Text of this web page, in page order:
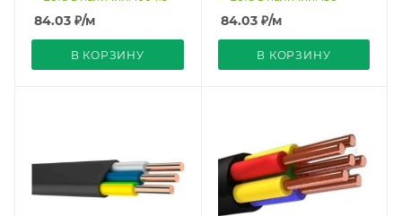
черный ГОСТ Ореол
84.03 ₽/м
В КОРЗИНУ
черный ГОСТ
84.03₽/м
В КОРЗИНУ